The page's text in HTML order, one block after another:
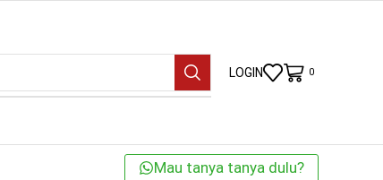
LOGIN 0
Mau tanya tanya dulu?